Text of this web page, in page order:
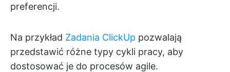
preferencji.
Na przykład Zadania ClickUp pozwalają
przedstawić różne typy cykli pracy, aby
dostosować je do procesów agile.